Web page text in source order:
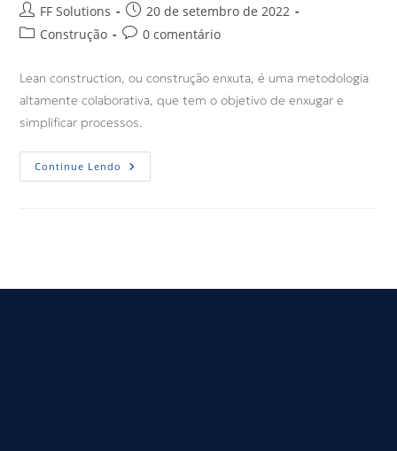
FF Solutions
20 de setembro de 2022
Construção
0 comentário
Lean construction, ou construção enxuta, é uma metodologia
altamente colaborativa, que tem o objetivo de enxugar e
simplificar processos.
Continue Lendo